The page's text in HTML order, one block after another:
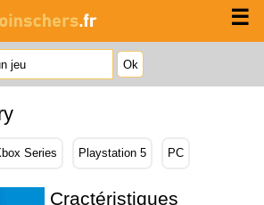
☰
Series Playstation 5 PC
Cractéristiques